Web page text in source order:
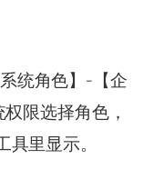
统角色】-【企
限选择角色，
里显示。